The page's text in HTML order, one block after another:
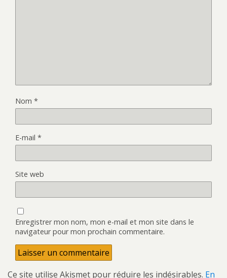
Nom *
E-mail *
Site web
Enregistrer mon nom, mon e-mail et mon site dans le
navigateur pour mon prochain commentaire.
Ce site utilise Akismet pour réduire les indésirables. En